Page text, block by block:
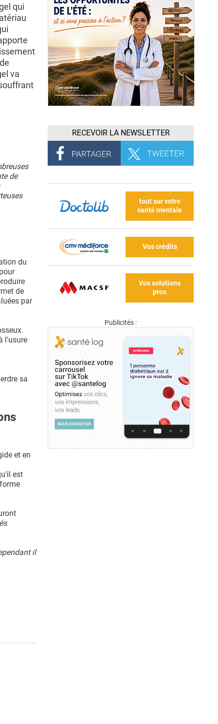
qui
va
de
du
de
par
l'usure
sa
et en
est
il
RECEVOIR LA NEWSLETTER
tout sur votre
santé mentale
Vos crédits
Vos solutions
pros
Publicités :